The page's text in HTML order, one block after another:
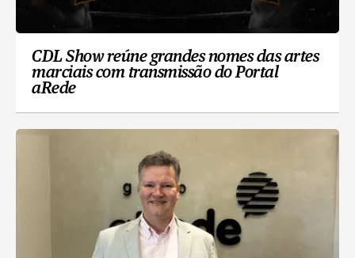
CDL Show reúne grandes nomes das artes
marciais com transmissão do Portal
aRede